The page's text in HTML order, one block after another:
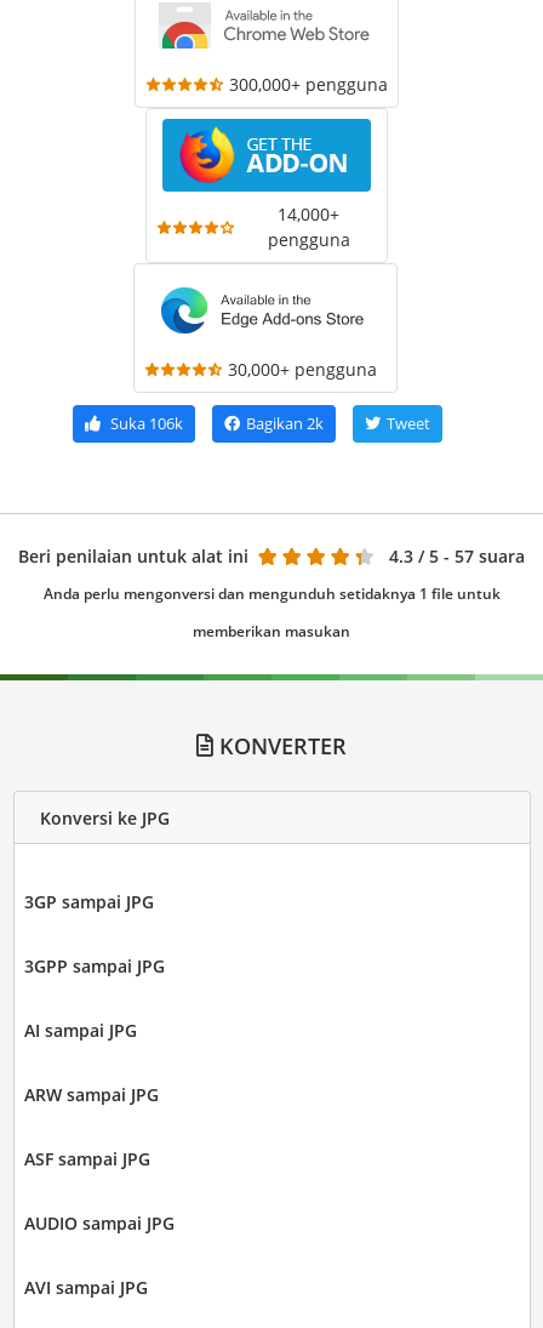
300,000+ pengguna
14,000+
pengguna
30,000+ pengguna
Suka106k Bagikan 2k Tweet
Beri penilaian untuk alat ini 4.3 / 5 - 57 suara
Anda perlu mengonversi dan mengunduh setidaknya 1 file untuk
memberikan masukan
KONVERTER
Konversi ke JPG
3GP sampai JPG
3GPP sampai JPG
AI sampai JPG
ARW sampai JPG
ASF sampai JPG
AUDIO sampai JPG
AVI sampai JPG